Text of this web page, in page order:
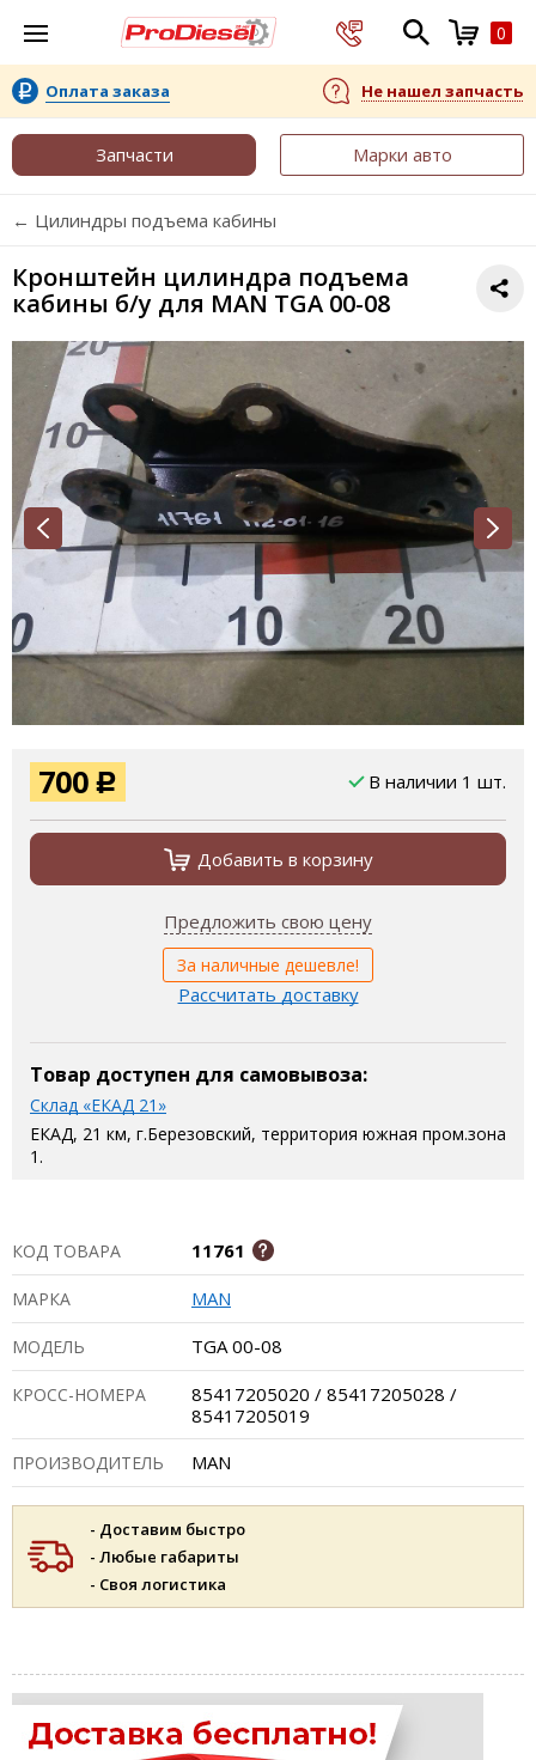
0
Оплата заказа Не нашел запчасть
Запчасти Марки авто
← Цилиндры подъема кабины
Кронштейн цилиндра подъема
кабины б/у для MAN TGA 00-08
700 Р В наличии 1 шт.
Добавить в корзину
Предложить свою цену
За наличные дешевле!
Рассчитать доставку
Товар доступен для самовывоза:
Склад «ЕКАД 21»
ЕКАД, 21 км, г.Березовский, территория южная пром.зона
1.
КОД ТОВАРА 11761
МАРКА MAN
МОДЕЛЬ TGA 00-08
КРОСС-НОМЕРА
85417205020 / 85417205028 /
85417205019
ПРОИЗВОДИТЕЛЬ MAN
- Доставим быстро
- Любые габариты
- Своя логистика